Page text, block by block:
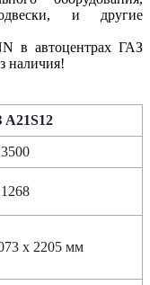
и другие
в автоцентрах ГАЗ
наличия!
А21S12
3500
1268
x 2205 мм